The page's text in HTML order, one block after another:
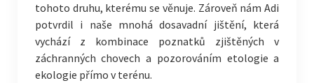
tohoto druhu, kterému se věnuje. Zároveň nám Adi
potvrdil i naše mnohá dosavadní jištění, která
vychází z kombinace poznatků zjištěných v
záchranných chovech a pozorováním etologie a
ekologie přímo v terénu.